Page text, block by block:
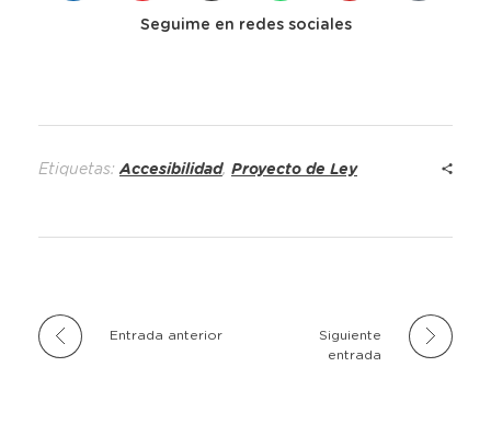
Seguime en redes sociales
Etiquetas: Accesibilidad, Proyecto de Ley
Entrada anterior
Siguiente
entrada